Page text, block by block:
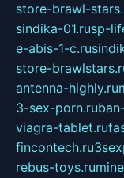
store-brawl-
sindika-01.rusp-
e-abis-1-c.ru
store-
antenna-highly.ru
3-sex-porn.ru
viagra-tablet.ru
fincontech.ru
rebus-toys.ru